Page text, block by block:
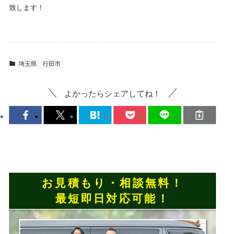
致します！
埼玉県 行田市
よかったらシェアしてね！
お見積もり・相談無料！
最短即日対応可能！